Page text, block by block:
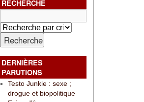
RECHERCHE
DERNIÈRES
PARUTIONS
Testo Junkie : sexe ;
drogue et biopolitique